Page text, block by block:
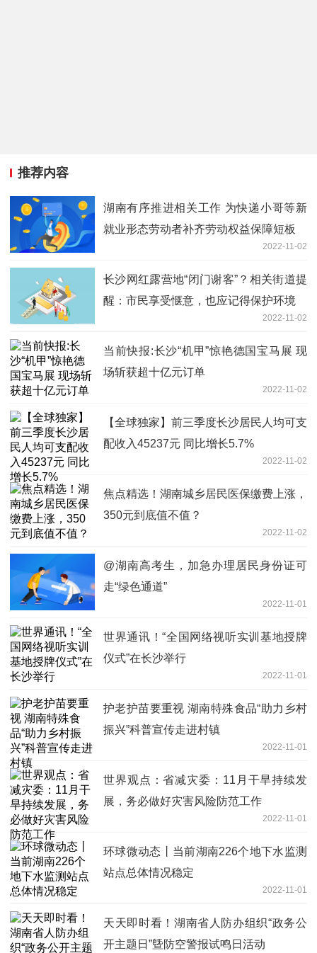
推荐内容
湖南有序推进相关工作 为快递小哥等新
就业形态劳动者补齐劳动权益保障短板
2022-11-02
长沙网红露营地“闭门谢客”？相关街道提
醒：市民享受惬意，也应记得保护环境
2022-11-02
当前快报:长沙“机甲”惊艳德国宝马展 现
场斩获超十亿元订单
2022-11-02
【全球独家】前三季度长沙居民人均可支
配收入45237元 同比增长5.7%
2022-11-02
焦点精选！湖南城乡居民医保缴费上涨，
350元到底值不值？
2022-11-02
@湖南高考生，加急办理居民身份证可
走“绿色通道”
2022-11-01
世界通讯！“全国网络视听实训基地授牌
仪式”在长沙举行
2022-11-01
护老护苗要重视 湖南特殊食品“助力乡村
振兴”科普宣传走进村镇
2022-11-01
世界观点：省减灾委：11月干旱持续发
展，务必做好灾害风险防范工作
2022-11-01
环球微动态丨当前湖南226个地下水监测
站点总体情况稳定
2022-11-01
天天即时看！湖南省人防办组织“政务公
开主题日”曁防空警报试鸣日活动